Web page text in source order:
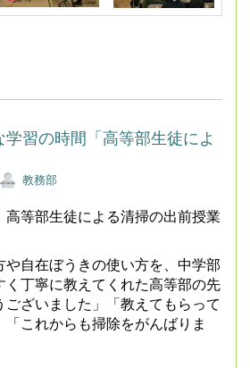
習の時間「高等部生徒によ
教務部
高等部生徒による清掃の出前授業
や自在ぼうきの使い方を、中学部
く丁寧に教えてくれた高等部の先
ございました」「教えてもらって
「これからも掃除をがんばりま